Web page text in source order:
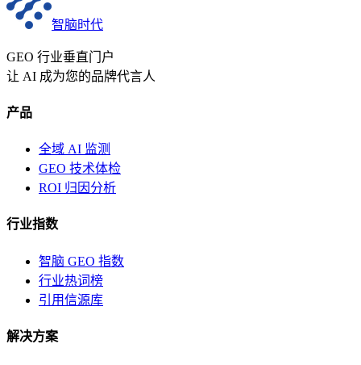
智脑时代
GEO 行业垂直门户
让 AI 成为您的品牌代言人
产品
全域 AI 监测
GEO 技术体检
ROI 归因分析
行业指数
智脑 GEO 指数
行业热词榜
引用信源库
解决方案